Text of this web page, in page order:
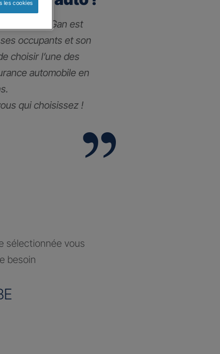
Gan est
occupants et son
choisir l’une des
automobile en
qui choisissez !
sélectionnée vous
besoin
les cookies